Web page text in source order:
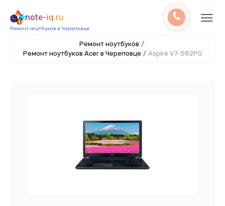
note-iq.ru
Ремонт ноутбуков в Череповце
Ремонт ноутбуков /
Ремонт ноутбуков Acer в Череповце / Aspire V7-582PG